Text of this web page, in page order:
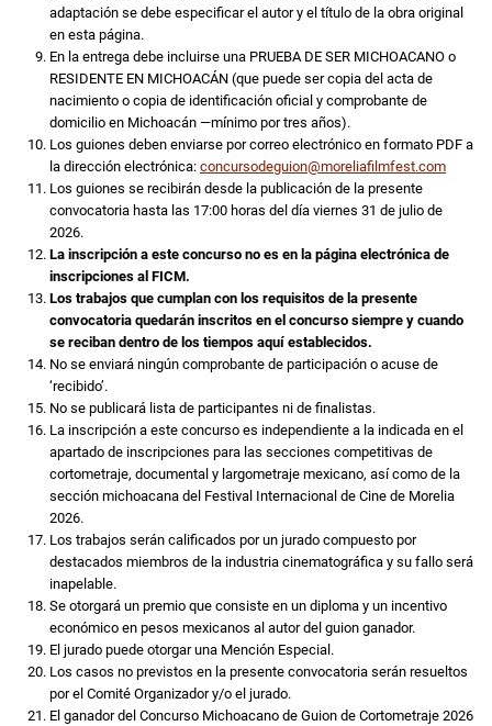
adaptación se debe especificar el autor y el título de la obra original
en esta página.
En la entrega debe incluirse una PRUEBA DE SER MICHOACANO o
RESIDENTE EN MICHOACÁN (que puede ser copia del acta de
nacimiento o copia de identificación oficial y comprobante de
domicilio en Michoacán —mínimo por tres años).
Los guiones deben enviarse por correo electrónico en formato PDF a
la dirección electrónica: concursodeguion@moreliafilmfest.com
Los guiones se recibirán desde la publicación de la presente
convocatoria hasta las 17:00 horas del día viernes 31 de julio de
2026.
La inscripción a este concurso no es en la página electrónica de
inscripciones al FICM.
Los trabajos que cumplan con los requisitos de la presente
convocatoria quedarán inscritos en el concurso siempre y cuando
se reciban dentro de los tiempos aquí establecidos.
No se enviará ningún comprobante de participación o acuse de
‘recibido’.
No se publicará lista de participantes ni de finalistas.
La inscripción a este concurso es independiente a la indicada en el
apartado de inscripciones para las secciones competitivas de
cortometraje, documental y largometraje mexicano, así como de la
sección michoacana del Festival Internacional de Cine de Morelia
2026.
Los trabajos serán calificados por un jurado compuesto por
destacados miembros de la industria cinematográfica y su fallo será
inapelable.
Se otorgará un premio que consiste en un diploma y un incentivo
económico en pesos mexicanos al autor del guion ganador.
El jurado puede otorgar una Mención Especial.
Los casos no previstos en la presente convocatoria serán resueltos
por el Comité Organizador y/o el jurado.
El ganador del Concurso Michoacano de Guion de Cortometraje 2026